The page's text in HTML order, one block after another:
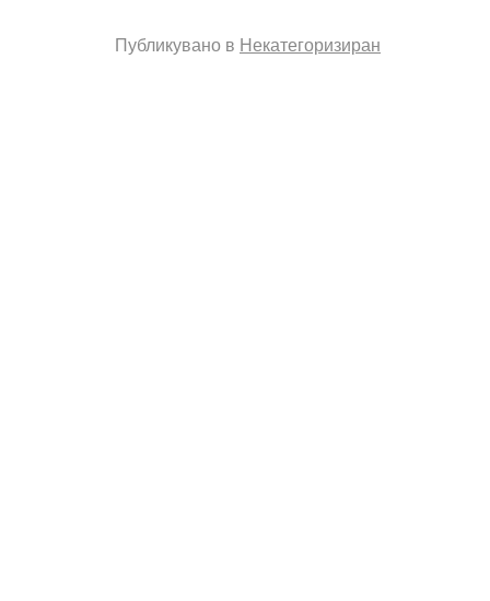
Публикувано в Некатегоризиран